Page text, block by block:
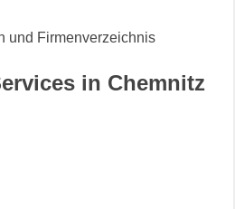
und Firmenverzeichnis
in Chemnitz